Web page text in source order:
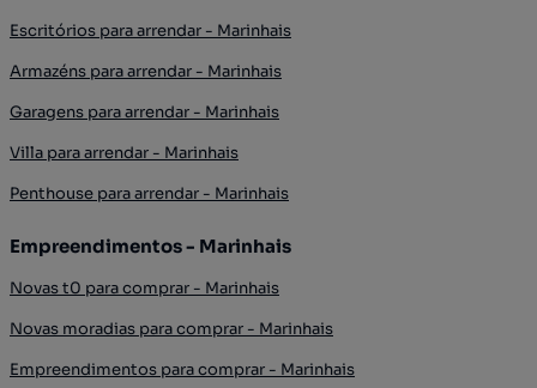
Escritórios para arrendar - Marinhais
Armazéns para arrendar - Marinhais
Garagens para arrendar - Marinhais
Villa para arrendar - Marinhais
Penthouse para arrendar - Marinhais
Empreendimentos - Marinhais
Novas t0 para comprar - Marinhais
Novas moradias para comprar - Marinhais
Empreendimentos para comprar - Marinhais